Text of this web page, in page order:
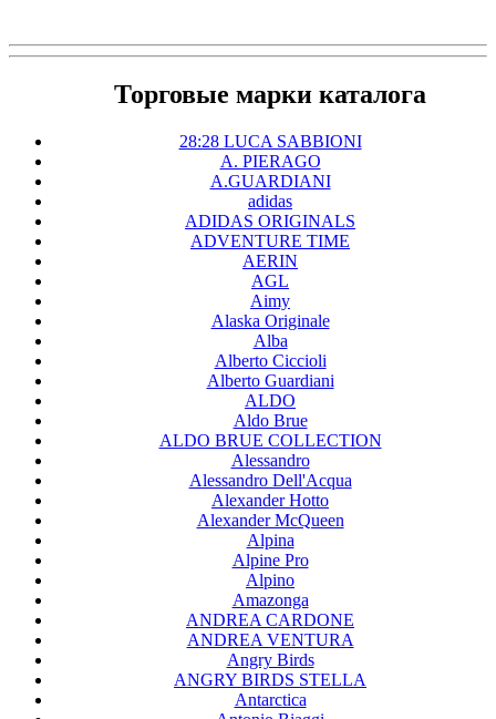
Торговые марки каталога
28:28 LUCA SABBIONI
A. PIERAGO
A.GUARDIANI
adidas
ADIDAS ORIGINALS
ADVENTURE TIME
AERIN
AGL
Aimy
Alaska Originale
Alba
Alberto Ciccioli
Alberto Guardiani
ALDO
Aldo Brue
ALDO BRUE COLLECTION
Alessandro
Alessandro Dell'Acqua
Alexander Hotto
Alexander McQueen
Alpina
Alpine Pro
Alpino
Amazonga
ANDREA CARDONE
ANDREA VENTURA
Angry Birds
ANGRY BIRDS STELLA
Antarctica